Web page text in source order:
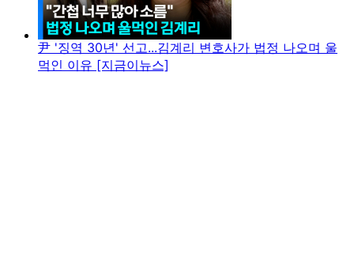
尹 '징역 30년' 선고...김계리 변호사가 법정 나오며 울
먹인 이유 [지금이뉴스]